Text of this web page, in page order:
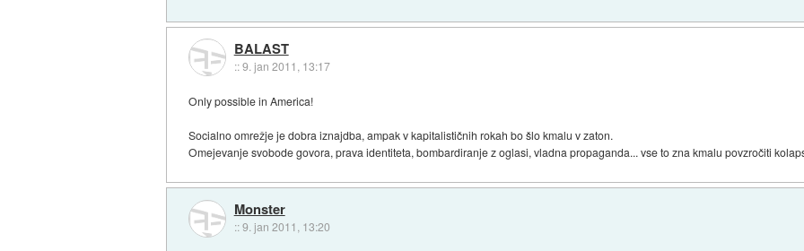
BALAST
::9. jan 2011, 13:17
Only possible in America!
Socialno omrežje je dobra iznajdba, ampak v kapitalističnih rokah bo šlo kmalu v zaton.
Omejevanje svobode govora, prava identiteta, bombardiranje z oglasi, vladna propaganda... vse to zna kmalu povzročiti
Monster
::9. jan 2011, 13:20